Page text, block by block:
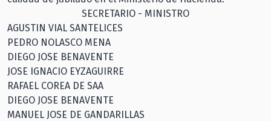
SECRETARIO - MINISTRO
AGUSTIN VIAL SANTELICES
PEDRO NOLASCO MENA
DIEGO JOSE BENAVENTE
JOSE IGNACIO EYZAGUIRRE
RAFAEL COREA DE SAA
DIEGO JOSE BENAVENTE
MANUEL JOSE DE GANDARILLAS